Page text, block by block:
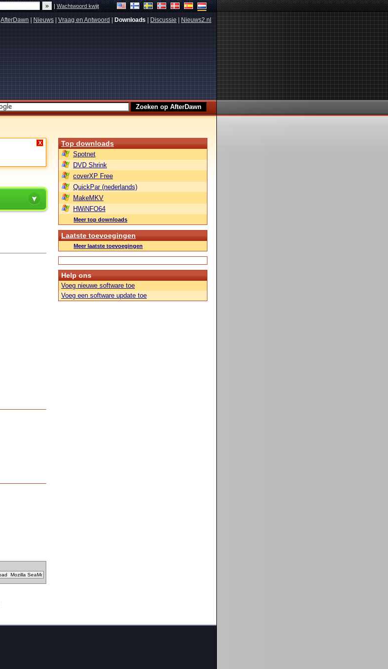
|Wachtwoord kwijt
AfterDawn Nieuws Vraag en Antwoord Downloads Discussie Nieuws2.nl
X Top downloads
Spotnet
DVD Shrink
coverXP Free
QuickPar (nederlands)
MakeMKV
HWiNFO64
Meer top downloads
Laatste toevoegingen
Meer laatste toevoegingen
Help ons
Voeg nieuwe software toe
Voeg een software update toe